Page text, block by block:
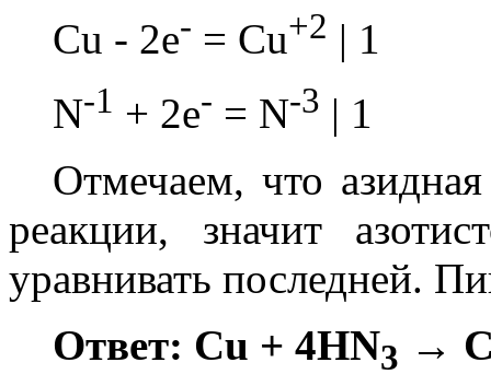
Cu - 2e- = Cu+2 | 1
N-1 + 2e- = N-3 | 1
Отмечаем, что
реакции, значит
уравнивать последней.
Ответ: Cu + 4HN3 →